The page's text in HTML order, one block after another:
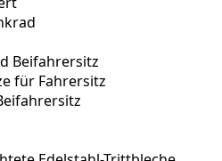
Beifahrersitz
für Fahrersitz